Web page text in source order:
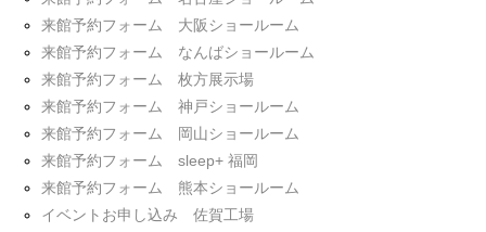
来館予約フォーム 大阪ショールーム
来館予約フォーム なんばショールーム
来館予約フォーム 枚方展示場
来館予約フォーム 神戸ショールーム
来館予約フォーム 岡山ショールーム
来館予約フォーム sleep+ 福岡
来館予約フォーム 熊本ショールーム
イベントお申し込み 佐賀工場